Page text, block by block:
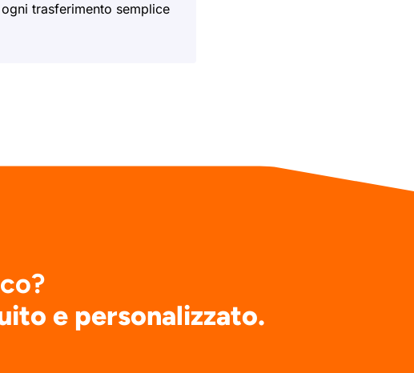
trasferimento semplice
e personalizzato.